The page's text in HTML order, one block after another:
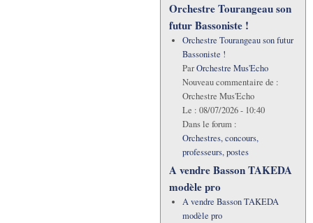
Orchestre Tourangeau son
futur Bassoniste !
Orchestre Tourangeau son futur
Bassoniste !
ParOrchestre Mus'Echo
Nouveau commentaire de :
Orchestre Mus'Echo
Le : 08/07/2026 - 10:40
Dans le forum :
Orchestres, concours,
professeurs, postes
A vendre Basson TAKEDA
modèle pro
A vendre Basson TAKEDA
modèle pro